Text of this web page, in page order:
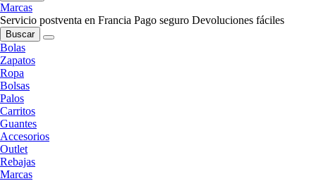
Marcas
Servicio postventa en Francia Pago seguro Devoluciones fáciles
Buscar
Bolas
Zapatos
Ropa
Bolsas
Palos
Carritos
Guantes
Accesorios
Outlet
Rebajas
Marcas